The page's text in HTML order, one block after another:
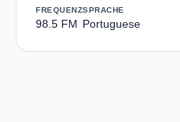
FREQUENZ
98.5 FM
SPRACHE
Portuguese